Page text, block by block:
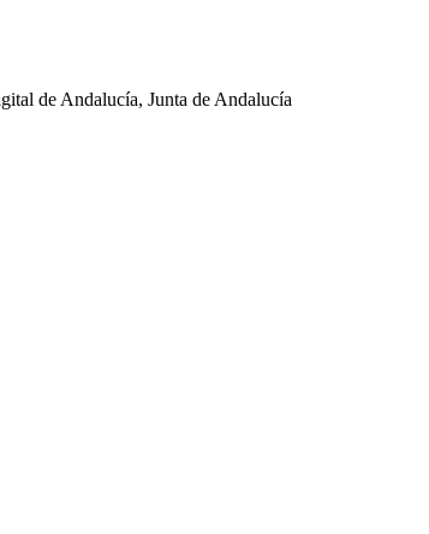
de Andalucía, Junta de Andalucía